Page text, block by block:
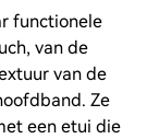
functionele
van de
van de
Ze
een etui die